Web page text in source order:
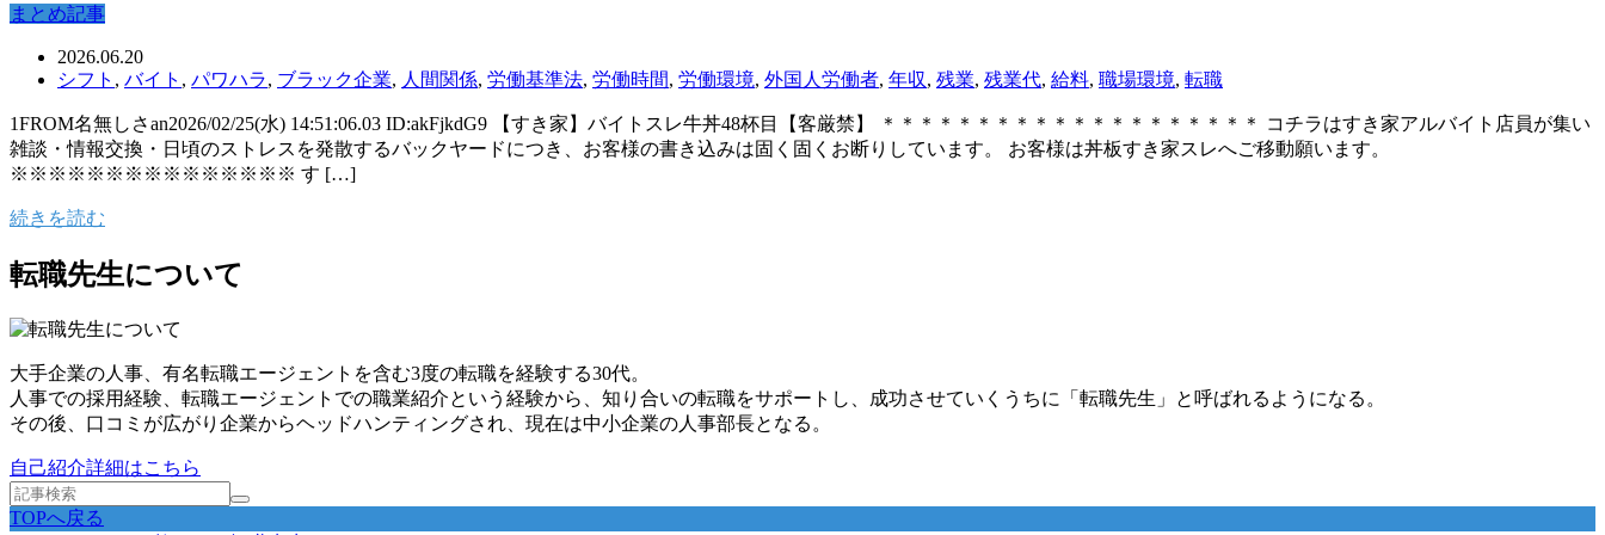
まとめ記事
2026.06.20
シフト , バイト , パワハラ, ブラック企業, 人間関係, 労働基準法, 労働時間, 労働環境, 外国人労働者, 年収, 残業, 残業代, 給料, 職場環境, 転職
1FROM名無しさan2026/02/25(水) 14:51:06.03 ID:akFjkdG9 【すき家】バイトスレ牛丼48杯目【客厳禁】 ＊＊＊＊＊＊＊＊＊＊＊＊＊＊＊＊＊＊＊＊ コチラはすき家アルバイト店員が集い
雑談・情報交換・日頃のストレスを発散するバックヤードにつき、お客様の書き込みは固く固くお断りしています。 お客様は丼板すき家スレへご移動願います。
※※※※※※※※※※※※※※※ す […]
続きを読む
転職先生について
大手企業の人事、有名転職エージェントを含む3度の転職を経験する30代。
人事での採用経験、転職エージェントでの職業紹介という経験から、知り合いの転職をサポートし、成功させていくうちに「転職先生」と呼ばれるようになる。
その後、口コミが広がり企業からヘッドハンティングされ、現在は中小企業の人事部長となる。
自己紹介詳細はこちら
TOPへ戻る